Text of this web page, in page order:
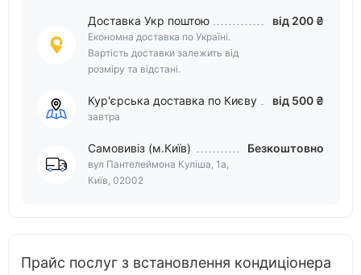
Доставка Укр поштою
Економна доставка по Україні.
Вартість доставки залежить від
розміру та відстані.
від 200 ₴
Кур'єрська доставка по Києву
завтра
від 500 ₴
Самовивіз (м.Київ)
вул Пантелеймона Куліша, 1а,
Київ, 02002
Безкоштовно
Прайс послуг з встановлення кондиціонера